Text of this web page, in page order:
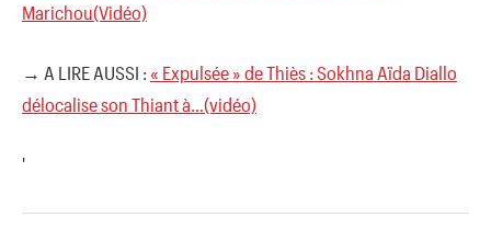
Marichou(Vidéo)
→ A LIRE AUSSI : « Expulsée » de Thiès : Sokhna Aïda Diallo
délocalise son Thiant à…(vidéo)
'